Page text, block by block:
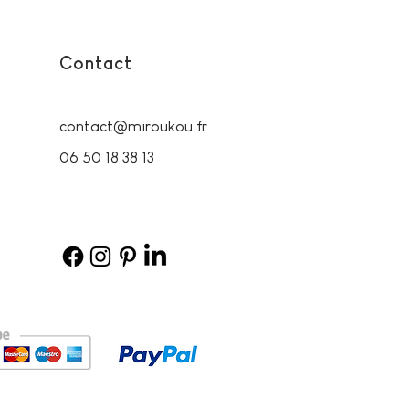
Contact
contact@miroukou.fr
06 50 18 38 13